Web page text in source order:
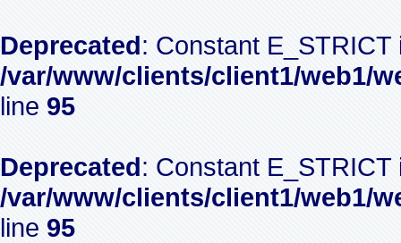
Deprecated: Constant
/var/www/clients/client1/web1/
line 95
Deprecated: Constant
/var/www/clients/client1/web1/
line 95